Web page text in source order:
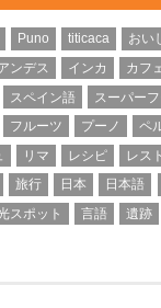
Puno titicaca おい
ンデス インカ カフ
スペイン語 スーパー
フルーツ プーノ ペ
リマ レシピ レス
旅行 日本 日本語
スポット 言語 遺跡